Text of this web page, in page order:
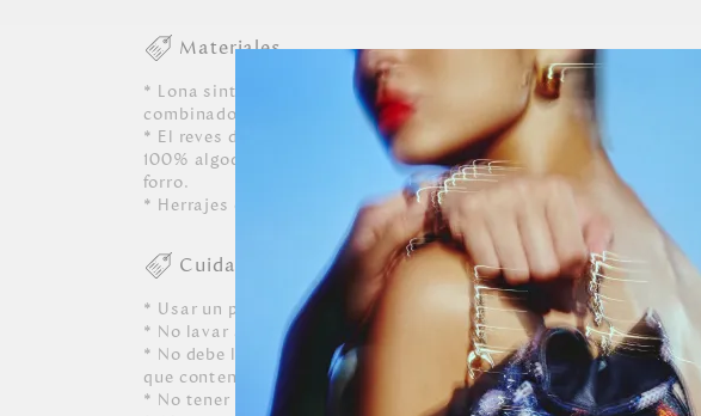
Materiales
* Lona sintética texturizada con patrón exclusivo MH
combinado con diferentes cueros y texturas.
* El reves del material principal esta recubierto con fibras textiles
100% algodón, material que se usa en sus bolsillos internos. Sin
forro.
* Herrajes en zamac con acabados en color oro.
Cuidados
* Usar un paño blanco limpio ligeramente húmedo.
* No lavar a máquina, ni usar detergentes. No mojar.
* No debe limpiarse, ni dejarle caer perfumes, gel ni ningún
que contenga alcohol o solvente.
* No tener contacto con tinta de bolígrafos, ni marcadores.